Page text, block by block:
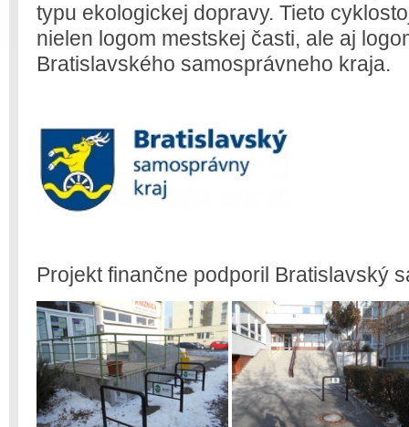
typu ekologickej dopravy. Tieto
nielen logom mestskej časti, ale aj
Bratislavského samosprávneho kraja.
Projekt finančne podporil Bratislavský